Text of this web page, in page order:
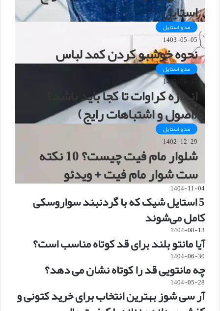
استایل
مد و استایل
1403-05-05
نحوه خوشبو کردن کمد لباس
مد و استایل
1403-04-17
اندازه کراوات تا کجا باید باشد؟
(اصول و اشتباهات رایج)
مد و استایل
1402-12-29
شلوار مام فیت چیست؟ 10 نکته
ست شوار مام فیت + ویدئو
1404-11-04
5 استایل شیک که با گردنبند سواروسکی
کامل می‌شوند
1404-08-13
آیا مانتو بلند برای قد کوتاه مناسب است؟
1404-06-30
چه مانتویی قد را کوتاه نشان می دهد؟
1404-05-28
آر سی شوز بهترین انتخاب برای خرید کتونی و